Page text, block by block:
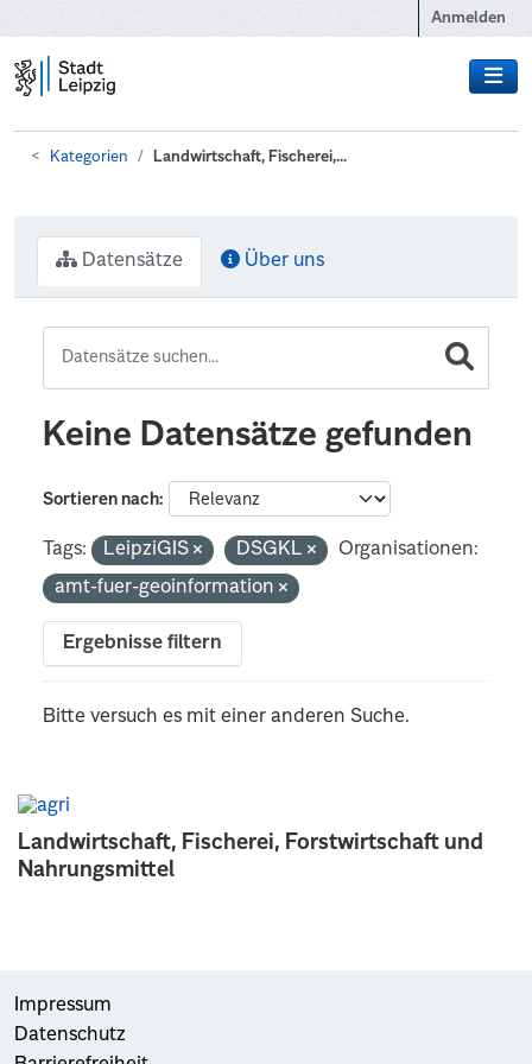
Anmelden
Kategorien Landwirtschaft, Fischerei,...
Landwirtschaft, Fischerei, Forstwirtschaft und
Nahrungsmittel
Datensätze Über uns
Keine Datensätze gefunden
Sortieren nach
Tags: LeipziGIS DSGKL
Organisationen:
amt-fuer-geoinformation
Ergebnisse filtern
Bitte versuch es mit einer anderen Suche.
Impressum
Datenschutz